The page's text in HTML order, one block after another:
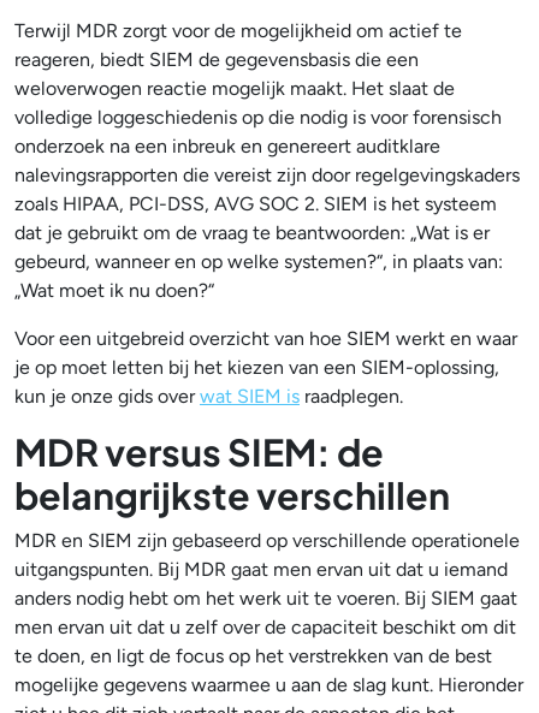
Terwijl MDR zorgt voor de mogelijkheid om actief te
reageren, biedt SIEM de gegevensbasis die een
weloverwogen reactie mogelijk maakt. Het slaat de
volledige loggeschiedenis op die nodig is voor forensisch
onderzoek na een inbreuk en genereert auditklare
nalevingsrapporten die vereist zijn door regelgevingskaders
zoals HIPAA, PCI-DSS, AVG SOC 2. SIEM is het systeem
dat je gebruikt om de vraag te beantwoorden: „Wat is er
gebeurd, wanneer en op welke systemen?“, in plaats van:
„Wat moet ik nu doen?“
Voor een uitgebreid overzicht van hoe SIEM werkt en waar
je op moet letten bij het kiezen van een SIEM-oplossing,
kun je onze gids overwat SIEM is raadplegen.
MDR versus SIEM: de
belangrijkste verschillen
MDR en SIEM zijn gebaseerd op verschillende operationele
uitgangspunten. Bij MDR gaat men ervan uit dat u iemand
anders nodig hebt om het werk uit te voeren. Bij SIEM gaat
men ervan uit dat u zelf over de capaciteit beschikt om dit
te doen, en ligt de focus op het verstrekken van de best
mogelijke gegevens waarmee u aan de slag kunt. Hieronder